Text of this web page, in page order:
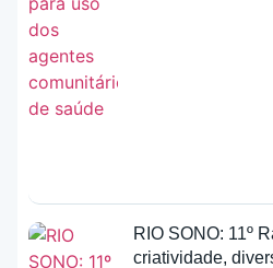
RIO SONO: 11º
criatividade,